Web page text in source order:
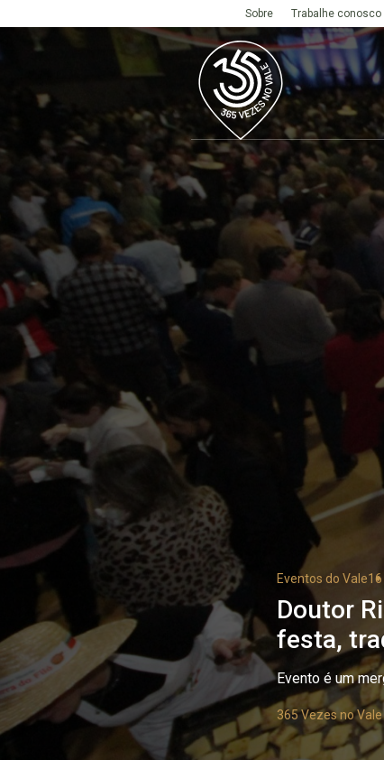
Sobre Trabalhe conosco
Eventos do Vale
Doutor
festa,
Evento é um
365 Vezes no Vale